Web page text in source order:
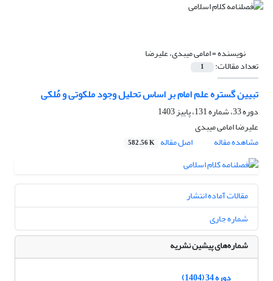
نویسنده =امامی میبدی، علیرضا
تعداد مقالات: 1
تبیین گستره علم امام بر اساس تحلیل وجود ملکوتی و مُلکی
دوره 33، شماره 131، پاییز 1403
علیرضا امامی میبدی
مشاهده مقاله
اصل مقاله 582.56 K
مقالات آماده انتشار
شماره جاری
شماره‌های پیشین نشریه
دوره 34 (1404)